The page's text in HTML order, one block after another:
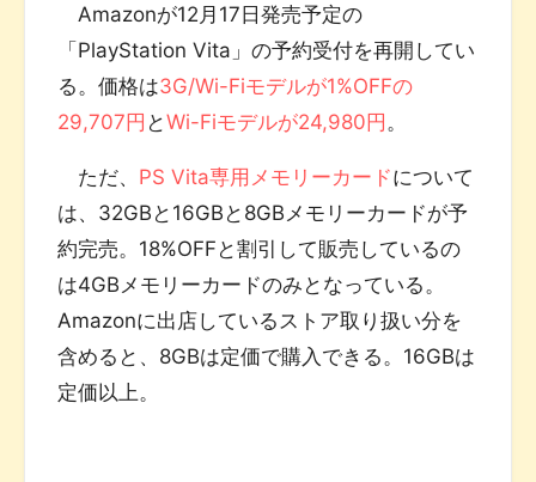
Amazonが12月17日発売予定の
「PlayStation Vita」の予約受付を再開してい
る。価格は3G/Wi-Fiモデルが1%OFFの
29,707円 とWi-Fiモデルが24,980円 。
ただ、 PS Vita専用メモリーカードについて
は、32GBと16GBと8GBメモリーカードが予
約完売。18%OFFと割引して販売しているの
は4GBメモリーカードのみとなっている。
Amazonに出店しているストア取り扱い分を
含めると、8GBは定価で購入できる。16GBは
定価以上。